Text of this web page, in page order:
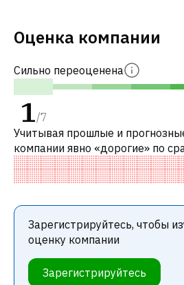
Оценка компании
Сильно переоценена
1/7
Учитывая прошлые и
компании явно «дорогие» по
аналогичными компаниями. В
компании переоценена по P/
Зарегистрируйтесь, чтобы
оценку компании
Зарегистрируйтесь